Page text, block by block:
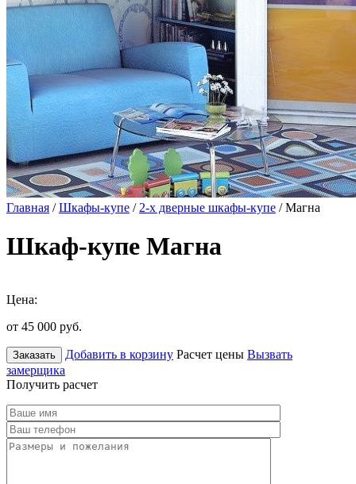
Главная /Шкафы-купе / 2-х дверные шкафы-купе / Магна
Шкаф-купе Магна
Цена:
от 45 000 руб.
Заказать Добавить в корзину Расчет цены Вызвать
замерщика
Получить расчет